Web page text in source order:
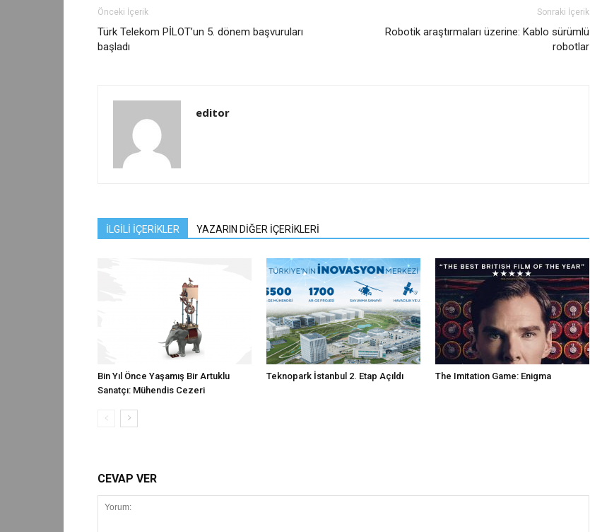
Önceki İçerik
Türk Telekom PİLOT’un 5. dönem başvuruları
başladı
Sonraki İçerik
Robotik araştırmaları üzerine: Kablo sürümlü
robotlar
editor
İLGİLİ İÇERİKLER YAZARIN DİĞER İÇERİKLERİ
Bin Yıl Önce Yaşamış Bir Artuklu
Sanatçı: Mühendis Cezeri
Teknopark İstanbul 2. Etap Açıldı The Imitation Game: Enigma
CEVAP VER